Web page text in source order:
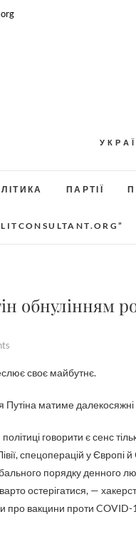
ПАРТІЇ
обнулінням
своє майбутнє.
Путіна матиме
політиці говорити є сенс
спецоперацій у
порядку денного
остерігатися, —
про вакцини проти